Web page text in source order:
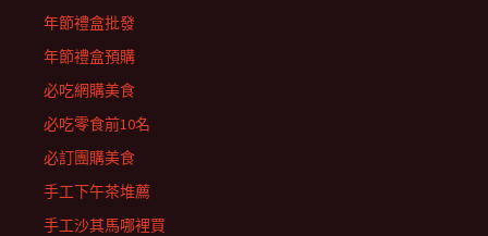
年節禮盒批發
年節禮盒預購
必吃網購美食
必吃零食前10名
必訂團購美食
手工下午茶堆薦
手工沙其馬哪裡買